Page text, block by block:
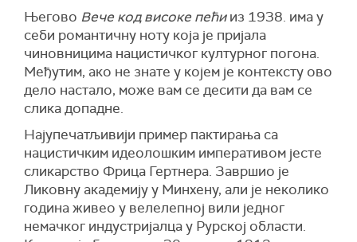
Његово Вече код високе пећииз 1938. има у
себи романтичну ноту која је пријала
чиновницима нацистичког културног погона.
Међутим, ако не знате у којем је контексту ово
дело настало, може вам се десити да вам се
слика допадне.
Најупечатљивији пример пактирања са
нацистичким идеолошким императивом јесте
сликарство Фрица Гертнера. Завршио је
Ликовну академију у Минхену, али је неколико
година живео у велелепној вили једног
немачког индустријалца у Рурској области.